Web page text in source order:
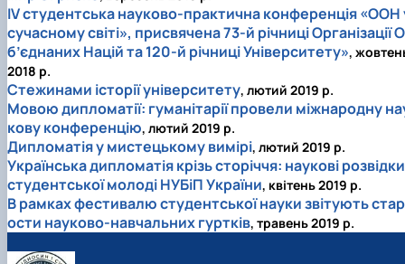
ІV студентська науково-практична конференція «ООН
сучасному світі», присвячена 73-й річниці Організації О
б’єднаних Націй та 120-й річниці Університету»,
2018 р.
Стежинами історії університету, лютий 2019 р.
Мовою дипломатії: гуманітарії провели міжнародну
кову конференцію, лютий 2019 р.
Дипломатія у мистецькому вимірі, лютий 2019 р.
Українська дипломатія крізь сторіччя: наукові розвідки
студентської молоді НУБіП України, квітень 2019 р.
В рамках фестивалю студентської науки звітують стар
ости науково-навчальних гуртків, травень 2019 р.